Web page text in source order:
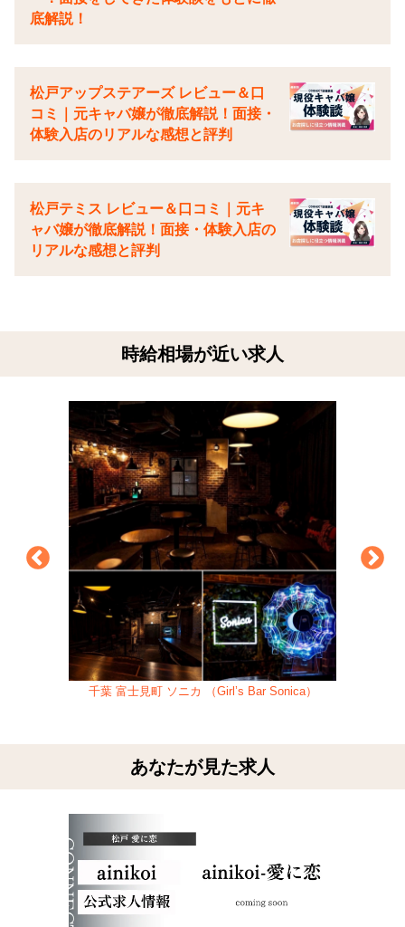
底解説！
松戸アップステアーズ レビュー＆口
コミ｜元キャバ嬢が徹底解説！面接・
体験入店のリアルな感想と評判
松戸テミス レビュー＆口コミ｜元キ
ャバ嬢が徹底解説！面接・体験入店の
リアルな感想と評判
時給相場が近い求人
千葉 富士見町 ソニカ （Girl’s Bar Sonica）
あなたが見た求人